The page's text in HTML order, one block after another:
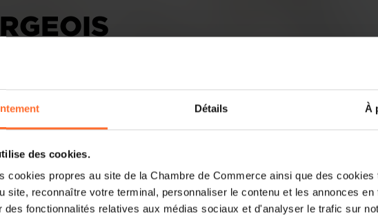
Détails À
des cookies.
cookies propres au site de la Chambre de Commerce ainsi que des
site, reconnaître votre terminal, personnaliser le contenu et les annonces en
des fonctionnalités relatives aux médias sociaux et d'analyser le trafic sur
Le 20 mars dernier, la Chambre de
conférence sur la décarbonation des
Bakes, Ministre de la Mobilité et des